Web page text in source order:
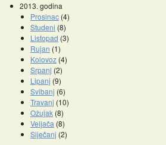
2013. godina
Prosinac (4)
Studeni (8)
Listopad (3)
Rujan (1)
Kolovoz (4)
Srpanj (2)
Lipanj (9)
Svibanj (6)
Travanj (10)
Ožujak (8)
Veljača (8)
Siječanj (2)